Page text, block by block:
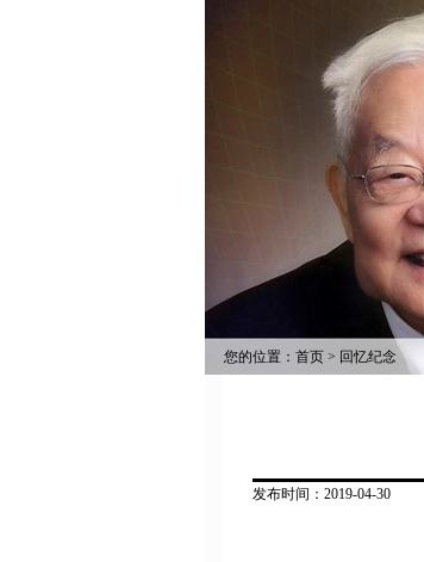
您的位置： 首页 > 回忆纪念
发布时间：2019-04-30